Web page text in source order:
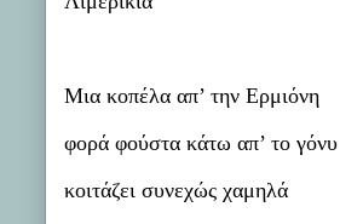
Μια κοπέλα απ’ την Ερμιόνη
φορά φούστα κάτω απ’ το γόνυ
κοιτάζει συνεχώς χαμηλά